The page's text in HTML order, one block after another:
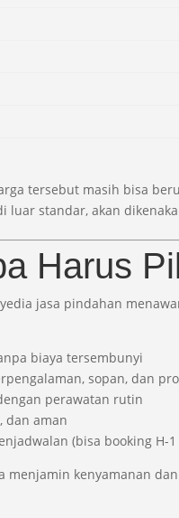
tersebut masih bisa
luar standar, akan
Harus
jasa pindahan
biaya tersembunyi
sopan, dan
perawatan rutin
dan aman
(bisa booking H-
menjamin kenyamanan